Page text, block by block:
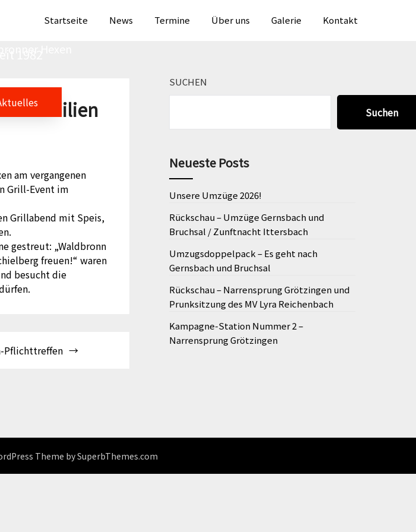
Startseite News Termine Über uns Galerie Kontakt
Familien
am vergangenen
Grill-Event im
Grillabend mit Speis,
gestreut: „Waldbronn
freuen!“ waren
besucht die
Pflichttreffen
SUCHEN
Suchen
Neueste Posts
Unsere Umzüge 2026!
Rückschau – Umzüge Gernsbach und
Bruchsal / Zunftnacht Ittersbach
Umzugsdoppelpack – Es geht nach
Gernsbach und Bruchsal
Rückschau – Narrensprung Grötzingen und
Prunksitzung des MV Lyra Reichenbach
Kampagne-Station Nummer 2 –
Narrensprung Grötzingen
Theme bySuperbThemes.com